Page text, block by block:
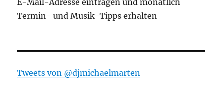
E-Mail-Adresse eintragen und monatlich
Termin- und Musik-Tipps erhalten
Tweets von ‎@djmichaelmarten